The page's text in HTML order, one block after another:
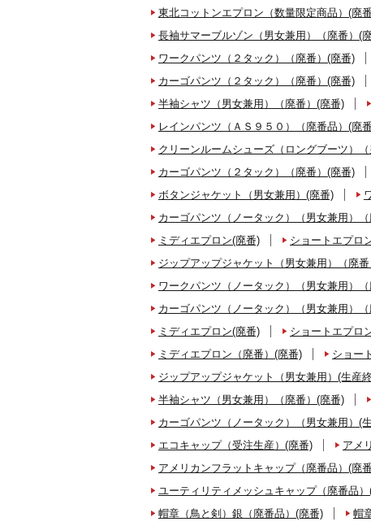
東北コットンエプロン（数量限定商品）(廃
長袖サマーブルゾン（男女兼用）（廃番）(
ワークパンツ（２タック）（廃番）(廃番)
カーゴパンツ（２タック）（廃番）(廃番)
半袖シャツ（男女兼用）（廃番）(廃番)
レインパンツ（ＡＳ９５０）（廃番品）(廃
クリーンルームシューズ（ロングブーツ）
カーゴパンツ（２タック）（廃番）(廃番)
ボタンジャケット（男女兼用）(廃番)
カーゴパンツ（ノータック）（男女兼用）
ミディエプロン(廃番)
ショートエプロ
ジップアップジャケット（男女兼用）（廃
ワークパンツ（ノータック）（男女兼用）
カーゴパンツ（ノータック）（男女兼用）
ミディエプロン(廃番)
ショートエプロ
ミディエプロン（廃番）(廃番)
ショー
ジップアップジャケット（男女兼用）(生産
半袖シャツ（男女兼用）（廃番）(廃番)
カーゴパンツ（ノータック）（男女兼用）(
エコキャップ（受注生産）(廃番)
アメ
アメリカンフラットキャップ（廃番品）(廃
ユーティリティメッシュキャップ（廃番品
帽章（鳥と剣）銀（廃番品）(廃番)
帽